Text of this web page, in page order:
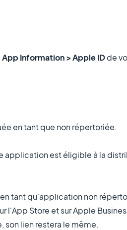
App Information > Apple IDde
en tant que non répertoriée.
application est éligible à la
tant qu'application non
l'App Store et sur Apple
son lien restera le même.